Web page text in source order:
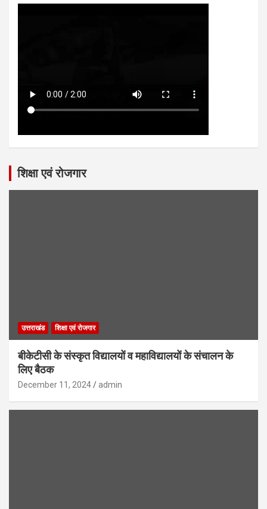
शिक्षा एवं रोजगार
उत्तराखंड शिक्षा एवं रोजगार
बीकेटीसी के संस्कृत विद्यालयों व महाविद्यालयों के संचालन के
लिए बैठक
December 11, 2024 admin